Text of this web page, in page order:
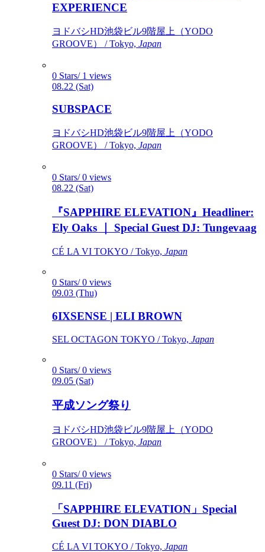
EXPERIENCE
ヨドバシHD池袋ビル9階屋上（YODO
GROOVE） / Tokyo, Japan
0 Stars/ 1 views
08.22 (Sat)
SUBSPACE
ヨドバシHD池袋ビル9階屋上（YODO
GROOVE） / Tokyo, Japan
0 Stars/ 0 views
08.22 (Sat)
『SAPPHIRE ELEVATION』Headliner:
Ely Oaks ｜ Special Guest DJ: Tungevaag
CÉ LA VI TOKYO / Tokyo, Japan
0 Stars/ 0 views
09.03 (Thu)
6IXSENSE | ELI BROWN
SEL OCTAGON TOKYO / Tokyo, Japan
0 Stars/ 0 views
09.05 (Sat)
平成ソング祭り
ヨドバシHD池袋ビル9階屋上（YODO
GROOVE） / Tokyo, Japan
0 Stars/ 0 views
09.11 (Fri)
「SAPPHIRE ELEVATION」Special
Guest DJ: DON DIABLO
CÉ LA VI TOKYO / Tokyo, Japan